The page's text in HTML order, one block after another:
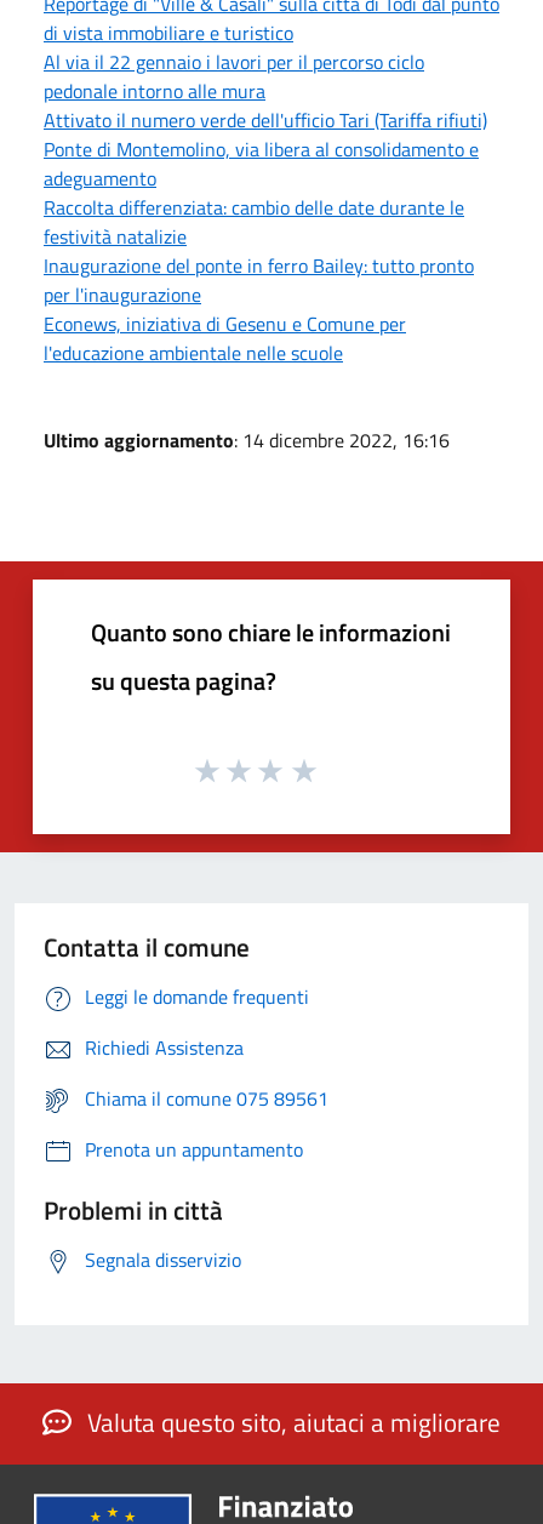
di vista immobiliare e turistico
Al via il 22 gennaio i lavori per il percorso ciclo
pedonale intorno alle mura
Attivato il numero verde dell'ufficio Tari (Tariffa rifiuti)
Ponte di Montemolino, via libera al consolidamento e
adeguamento
Raccolta differenziata: cambio delle date durante le
festività natalizie
Inaugurazione del ponte in ferro Bailey: tutto pronto
per l'inaugurazione
Econews, iniziativa di Gesenu e Comune per
l'educazione ambientale nelle scuole
Ultimo aggiornamento: 14 dicembre 2022, 16:16
Quanto sono chiare le informazioni
su questa pagina?
Contatta il comune
Leggi le domande frequenti
Richiedi Assistenza
Chiama il comune 075 89561
Prenota un appuntamento
Problemi in città
Segnala disservizio
Valuta questo sito, aiutaci a migliorare